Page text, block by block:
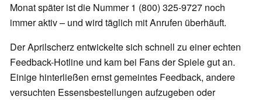
Monat später ist die Nummer 1 (800) 325-9727 noch
immer aktiv – und wird täglich mit Anrufen überhäuft.
Der Aprilscherz entwickelte sich schnell zu einer echten
Feedback-Hotline und kam bei Fans der Spiele gut an.
Einige hinterließen ernst gemeintes Feedback, andere
versuchten Essensbestellungen aufzugeben oder